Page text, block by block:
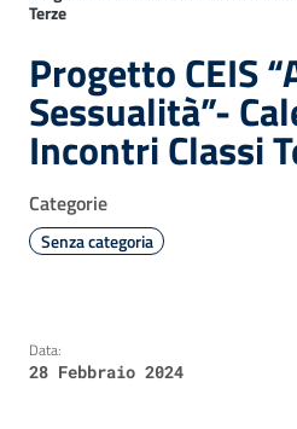
Terze
Progetto CEIS
Sessualità”-
Incontri Classi
Categorie
Senza categoria
Data:
28 Febbraio 2024